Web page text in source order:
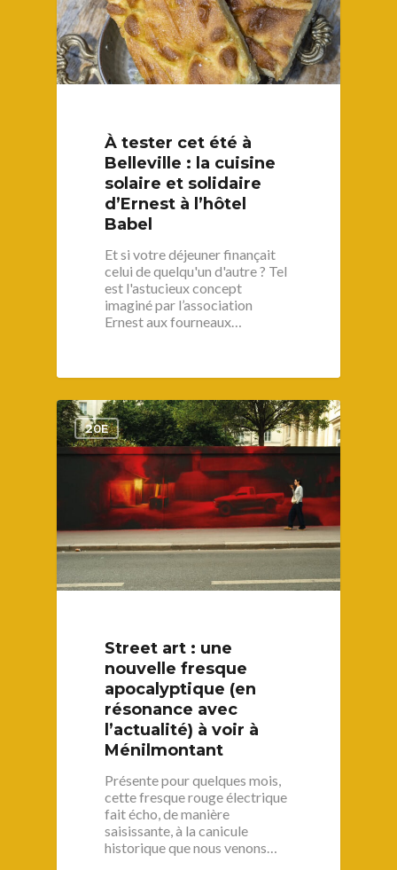
À tester cet été à
Belleville : la cuisine
solaire et solidaire
d’Ernest à l’hôtel
Babel
Et si votre déjeuner finançait
celui de quelqu'un d'autre ? Tel
est l'astucieux concept
imaginé par l’association
Ernest aux fourneaux…
20E
Street art : une
nouvelle fresque
apocalyptique (en
résonance avec
l’actualité) à voir à
Ménilmontant
Présente pour quelques mois,
cette fresque rouge électrique
fait écho, de manière
saisissante, à la canicule
historique que nous venons…
1